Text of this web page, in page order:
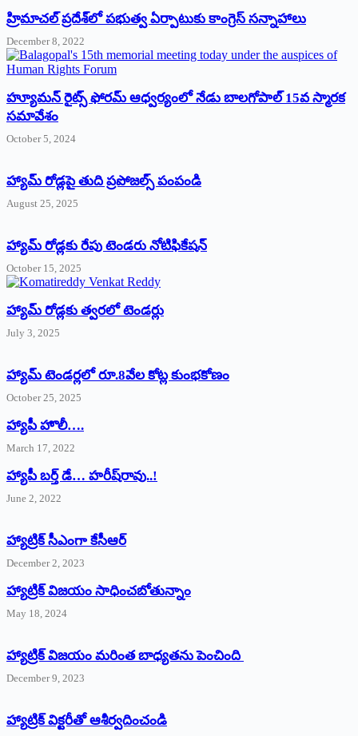
‌హ్రిమాచల్‌ ‌ప్రదేశ్‌లో పభుత్వ ఏర్పాటుకు కాంగ్రెస్‌ ‌సన్నాహాలు
December 8, 2022
హ్యూమన్‌ రైట్స్‌ ఫోరమ్‌ ఆధ్వర్యంలో నేడు బాలగోపాల్‌ 15వ స్మారక
సమావేశం
October 5, 2024
హ్యామ్‌ రోడ్లపై తుది ప్రపోజల్స్‌ పంపండి
August 25, 2025
హ్యామ్‌ రోడ్లకు రేపు టెండరు నోటిఫికేషన్‌
October 15, 2025
హ్యామ్‌ రోడ్లకు త్వరలో టెండర్లు
July 3, 2025
హ్యామ్‌ ‌టెండర్లలో రూ.8వేల కోట్ల కుంభకోణం
October 25, 2025
హ్యాపీ హొలీ….
March 17, 2022
హ్యాపీ బర్త్ ‌డే… హరీష్‌రావు..!
June 2, 2022
హ్యాట్రిక్‌ ‌సీఎంగా కేసీఆర్‌
December 2, 2023
హ్యాట్రిక్‌ విజయం సాధించబోతున్నాం
May 18, 2024
హ్యాట్రిక్ విజయం మరింత బాధ్యతను పెంచింది
December 9, 2023
హ్యాట్రిక్‌ ‌విక్టరీతో ఆశీర్వదించండి